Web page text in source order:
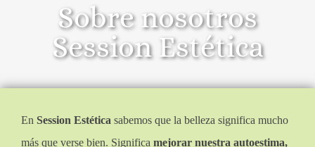
Sobre nosotros
Session Estética
En Session Estética sabemos que la belleza significa mucho
más que verse bien. Significa mejorar nuestra autoestima,